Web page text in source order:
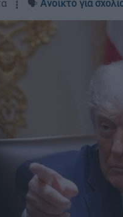
┋ 🗣️ Ανοικτό για